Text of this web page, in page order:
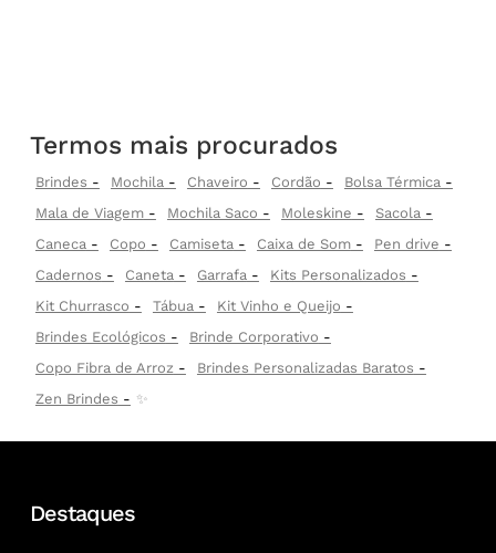
Termos mais procurados
Brindes Mochila Chaveiro Cordão
Bolsa Térmica
Mala de Viagem
Mochila Saco Moleskine
Sacola
Caneca
Copo Camiseta Caixa de Som
Pen drive
Cadernos
Caneta Garrafa
Kits Personalizados
Kit Churrasco
Tábua
Kit Vinho e Queijo
Brindes Ecológicos
Brinde Corporativo
Copo Fibra de Arroz
Brindes Personalizadas Baratos
Zen Brindes
✨
Destaques